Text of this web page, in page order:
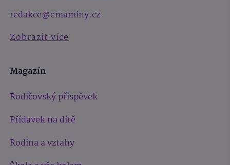
redakce@emaminy.cz
Zobrazit více
Magazín
Rodičovský příspěvek
Přídavek na dítě
Rodina a vztahy